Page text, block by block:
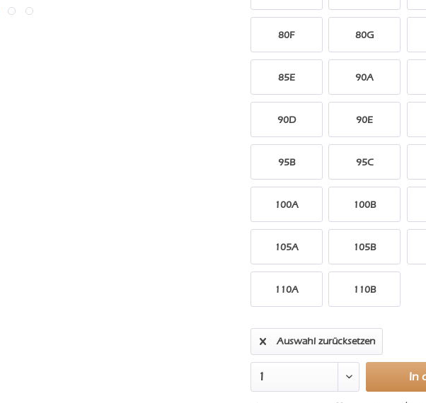
80F 80G
85E 90A
90D 90E
95B 95C
100A 100B
105A 105B
110A 110B
Auswahl zurücksetzen
In